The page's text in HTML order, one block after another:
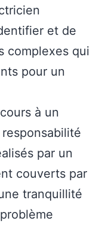
et de
complexes qui
pour un
à un
par un
couverts par
tranquillité